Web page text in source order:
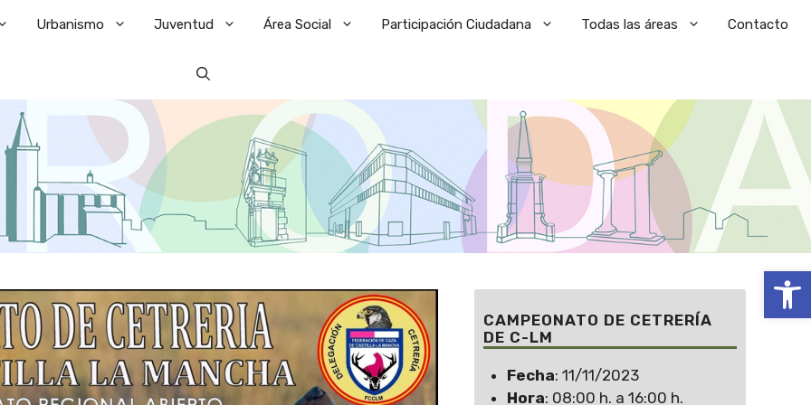
Abrir
Urbanismo Juventud Área Social Participación Ciudadana Todas las áreas Contacto
CAMPEONATO DE CETRERÍA
DE C-LM
Fecha: 11/11/2023
Hora: 08:00 h. a 16:00 h.